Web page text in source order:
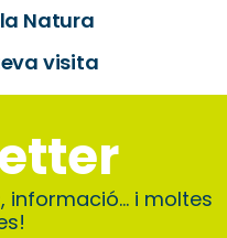
Natura
visita
informació… i moltes